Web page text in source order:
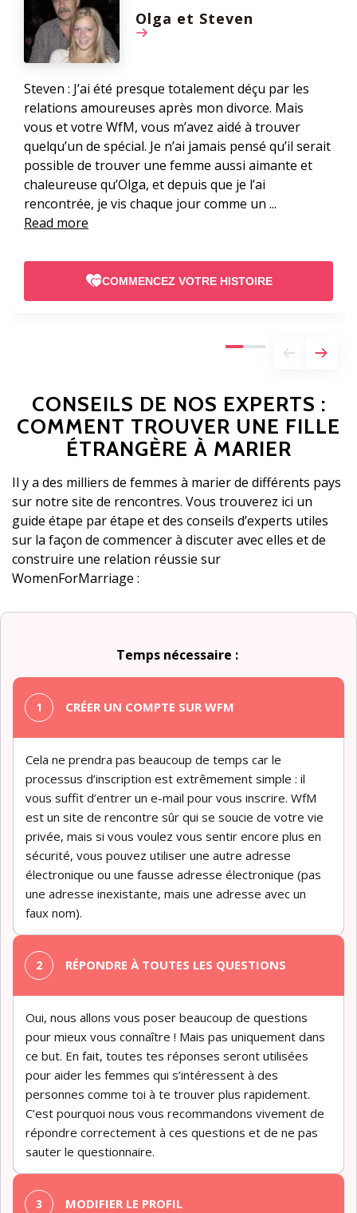
Olga et Steven
Steven : J’ai été presque totalement déçu par les
relations amoureuses après mon divorce. Mais
vous et votre WfM, vous m’avez aidé à trouver
quelqu’un de spécial. Je n’ai jamais pensé qu’il serait
possible de trouver une femme aussi aimante et
chaleureuse qu’Olga, et depuis que je l’ai
rencontrée, je vis chaque jour comme un ...
Read more
COMMENCEZ VOTRE HISTOIRE
CONSEILS DE NOS EXPERTS :
COMMENT TROUVER UNE FILLE
ÉTRANGÈRE À MARIER
Il y a des milliers de femmes à marier de différents pays
sur notre site de rencontres. Vous trouverez ici un
guide étape par étape et des conseils d’experts utiles
sur la façon de commencer à discuter avec elles et de
construire une relation réussie sur
WomenForMarriage :
Temps nécessaire :
CRÉER UN COMPTE SUR WFM
Cela ne prendra pas beaucoup de temps car le
processus d’inscription est extrêmement simple : il
vous suffit d’entrer un e-mail pour vous inscrire. WfM
est un site de rencontre sûr qui se soucie de votre vie
privée, mais si vous voulez vous sentir encore plus en
sécurité, vous pouvez utiliser une autre adresse
électronique ou une fausse adresse électronique (pas
une adresse inexistante, mais une adresse avec un
faux nom).
RÉPONDRE À TOUTES LES QUESTIONS
Oui, nous allons vous poser beaucoup de questions
pour mieux vous connaître ! Mais pas uniquement dans
ce but. En fait, toutes tes réponses seront utilisées
pour aider les femmes qui s’intéressent à des
personnes comme toi à te trouver plus rapidement.
C’est pourquoi nous vous recommandons vivement de
répondre correctement à ces questions et de ne pas
sauter le questionnaire.
MODIFIER LE PROFIL